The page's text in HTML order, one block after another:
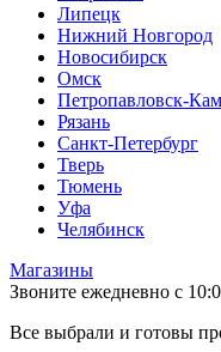
Липецк
Нижний Новгород
Новосибирск
Омск
Петропавловск-
Рязань
Санкт-Петербург
Тверь
Тюмень
Уфа
Челябинск
Магазины
Звоните ежедневно с
Все выбрали и готовы